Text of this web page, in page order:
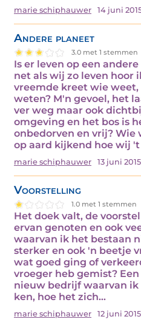
marie schiphauwer 14 juni
Andere planeet
3.0 met 1 stemmen
Is er leven op een
net als wij zo leven hoor
vreemde kreet wie
weten? M'n gevoel, het
ver weg maar ook
omgeving en het bos is
onbedorven en vrij? Wie
op aard kijkend hoe wij
marie schiphauwer 13 juni 2015
Voorstelling
1.0 met 1 stemmen
Het doek valt, de
ervan genoten en ook
waarvan ik het bestaan
sterker en ook 'n beetje
wat goed ging of
vroeger heb gemist?
nieuw bedrijf waarvan ik
ken, hoe het zich…
marie schiphauwer 12 juni 2015